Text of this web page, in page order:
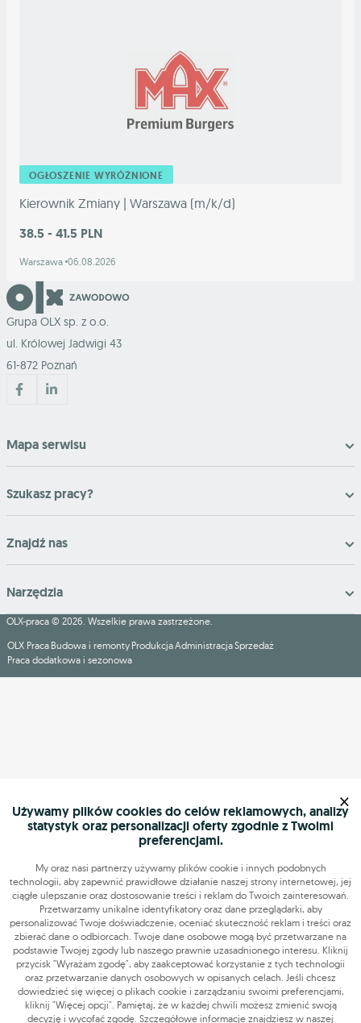
OGŁOSZENIE WYRÓŻNIONE
Kierownik Zmiany | Warszawa (m/k/d)
38.5 - 41.5 PLN
Warszawa 06.08.2026
Grupa OLX sp. z o.o.
ul. Królowej Jadwigi 43
61-872 Poznań
Mapa serwisu
Szukasz pracy?
Znajdź nas
Narzędzia
OLX-praca © 2026. Wszelkie prawa zastrzeżone.
OLX Praca Budowa i remonty ProdukcjaAdministracjaSprzedaż
Praca dodatkowa i sezonowa
Używamy plików cookies do celów reklamowych, analizy
statystyk oraz personalizacji oferty zgodnie z Twoimi
preferencjami.
My oraz nasi partnerzy używamy plików cookie i innych podobnych
technologii, aby zapewnić prawidłowe działanie naszej strony internetowej, jej
ciągłe ulepszanie oraz dostosowanie treści i reklam do Twoich zainteresowań.
Przetwarzamy unikalne identyfikatory oraz dane przeglądarki, aby
personalizować Twoje doświadczenie, oceniać skuteczność reklam i treści oraz
zbierać dane o odbiorcach. Twoje dane osobowe mogą być przetwarzane na
podstawie Twojej zgody lub naszego prawnie uzasadnionego interesu. Kliknij
przycisk "Wyrażam zgodę", aby zaakceptować korzystanie z tych technologii
oraz przetwarzanie danych osobowych w opisanych celach. Jeśli chcesz
dowiedzieć się więcej o plikach cookie i zarządzaniu swoimi preferencjami,
kliknij "Więcej opcji". Pamiętaj, że w każdej chwili możesz zmienić swoją
decyzję i wycofać zgodę. Szczegółowe informacje znajdziesz w naszej
×